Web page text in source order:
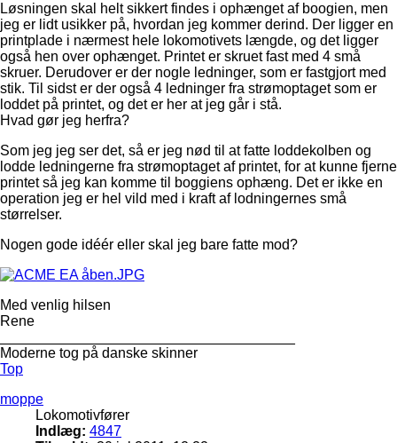
Løsningen skal helt sikkert findes i ophænget af boogien, men
jeg er lidt usikker på, hvordan jeg kommer derind. Der ligger en
printplade i nærmest hele lokomotivets længde, og det ligger
også hen over ophænget. Printet er skruet fast med 4 små
skruer. Derudover er der nogle ledninger, som er fastgjort med
stik. Til sidst er der også 4 ledninger fra strømoptaget som er
loddet på printet, og det er her at jeg går i stå.
Hvad gør jeg herfra?
Som jeg jeg ser det, så er jeg nød til at fatte loddekolben og
lodde ledningerne fra strømoptaget af printet, for at kunne fjerne
printet så jeg kan komme til boggiens ophæng. Det er ikke en
operation jeg er hel vild med i kraft af lodningernes små
størrelser.
Nogen gode idéér eller skal jeg bare fatte mod?
Med venlig hilsen
Rene
Moderne tog på danske skinner
Top
moppe
Lokomotivfører
Indlæg: 4847